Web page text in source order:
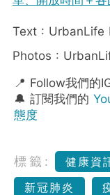
Text : UrbanLife
Photos :
📍 Follow我們的
🔔 訂閱我們的
態度
標籤: 健康資
新冠肺炎